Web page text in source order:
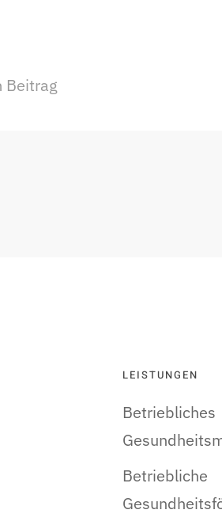
Beitrag
LEISTUNGEN
Betriebliches
Betriebliche